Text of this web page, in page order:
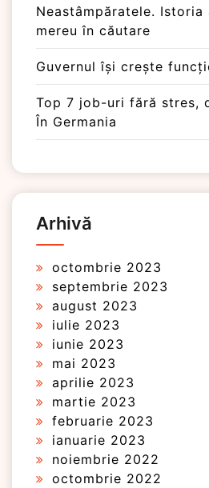
Neastâmpăratele. Istoria
mereu în căutare
Guvernul își crește
Top 7 job-uri fără stres,
În Germania
Arhivă
octombrie 2023
septembrie 2023
august 2023
iulie 2023
iunie 2023
mai 2023
aprilie 2023
martie 2023
februarie 2023
ianuarie 2023
noiembrie 2022
octombrie 2022